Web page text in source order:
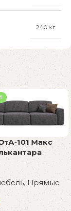
240 кг
101 Макс
,Прямые